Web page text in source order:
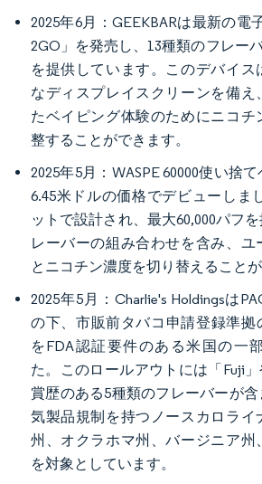
2025年6月：GEEKBARは最新の電
2GO」を発売し、13種類のフレー
を提供しています。このデバイ
なディスプレイスクリーンを備え
たベイピング体験のためにニコチ
整することができます。
2025年5月：WASPE 60000使い捨
6.45米ドルの価格でデビューしま
ットで設計され、最大60,000パフ
レーバーの組み合わせを含み、ユ
とニコチン濃度を切り替えることが
2025年5月：Charlie's Holdingsは
の下、市販前タバコ申請登録準拠
をFDA認証要件のある米国の一
た。このロールアウトには「Fuji
賞歴のある5種類のフレーバーが
気製品規制を持つノースカロライ
州、オクラホマ州、バージニア州
を対象としています。